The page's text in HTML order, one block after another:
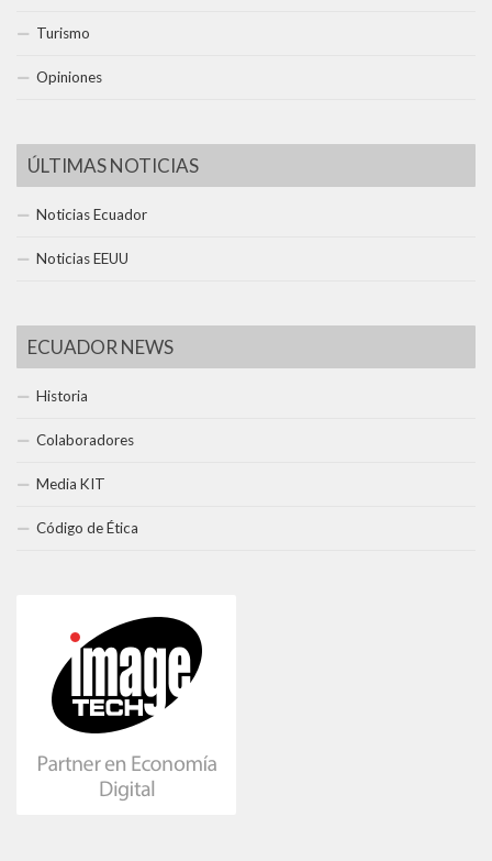
Turismo
Opiniones
ÚLTIMAS NOTICIAS
Noticias Ecuador
Noticias EEUU
ECUADOR NEWS
Historia
Colaboradores
Media KIT
Código de Ética